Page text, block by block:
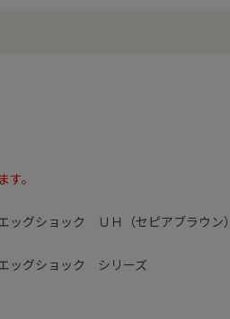
。
グショック ＵＨ（セピアブラウン）
ッグショック シリーズ